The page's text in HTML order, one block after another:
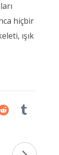
hiçbir
ışık